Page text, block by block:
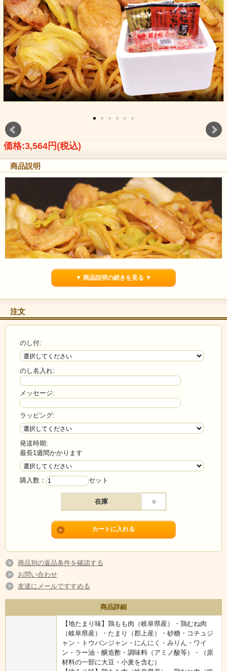
価格:3,564円(税込)
商品説明
「けい（鶏）ちゃん」とは、昔から下呂温泉に伝わる名物郷土料
のキャベツと一緒に焼いて食べます。今回のセットは人気の「け
いちゃん焼きそば」も食べていただけるように、下呂の麺職人が
こだわって作った「蒸し焼きそば」もセットしました。さらに、
っていただけます。けいちゃんがあると、お酒やご飯が何杯でも
いけちゃいますよっ！
▼ 商品説明の続きを見る ▼
注文
のし付:
のし名入れ:
メッセージ:
ラッピング:
発送時期:
最長1週間かかります
購入数： セット
在庫 ○
商品別の返品条件を確認する
お問い合わせ
友達にメールですすめる
商品詳細
【地たまり味】鶏もも肉（岐阜県産）・鶏むね肉
（岐阜県産）・たまり（郡上産）・砂糖・コチュジ
ャン・トウバンジャン・にんにく・みりん・ワイ
ン・ラー油・醸造酢・調味料（アミノ酸等）・（原
材料の一部に大豆・小麦を含む）